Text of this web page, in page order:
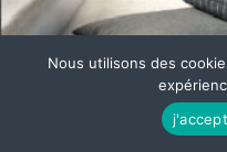
Nous utilisons des